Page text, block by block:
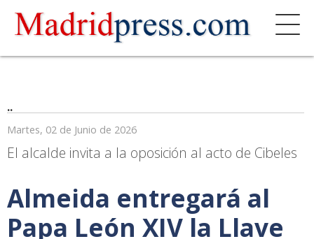
..
Martes, 02 de Junio de 2026
El alcalde invita a la oposición al acto de Cibeles
Almeida entregará al
Papa León XIV la Llave